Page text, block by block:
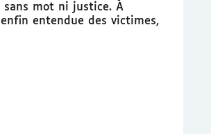
sans mot ni justice. À
entendue des victimes,